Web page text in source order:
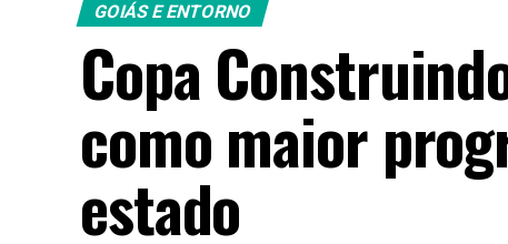
GOIÁS E ENTORNO
Copa
como maior
estado